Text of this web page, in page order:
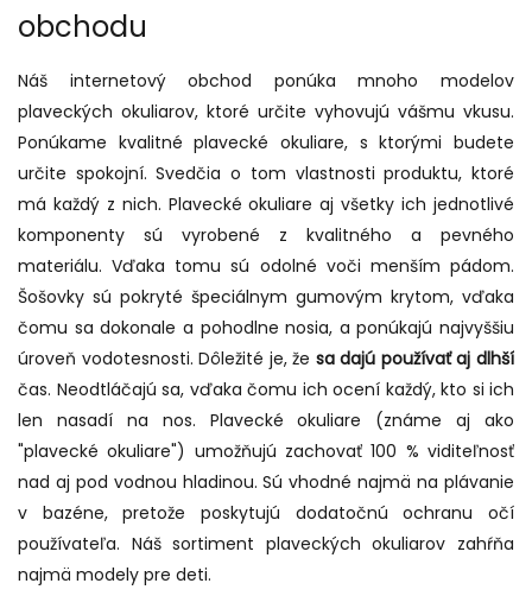
obchodu
Náš internetový obchod ponúka mnoho modelov
plaveckých okuliarov, ktoré určite vyhovujú vášmu vkusu.
Ponúkame kvalitné plavecké okuliare, s ktorými budete
určite spokojní. Svedčia o tom vlastnosti produktu, ktoré
má každý z nich. Plavecké okuliare aj všetky ich jednotlivé
komponenty sú vyrobené z kvalitného a pevného
materiálu. Vďaka tomu sú odolné voči menším pádom.
Šošovky sú pokryté špeciálnym gumovým krytom, vďaka
čomu sa dokonale a pohodlne nosia, a ponúkajú najvyššiu
úroveň vodotesnosti. Dôležité je, že sa dajú používať aj dlhší
čas. Neodtláčajú sa, vďaka čomu ich ocení každý, kto si ich
len nasadí na nos. Plavecké okuliare (známe aj ako
"plavecké okuliare") umožňujú zachovať 100 % viditeľnosť
nad aj pod vodnou hladinou. Sú vhodné najmä na plávanie
v bazéne, pretože poskytujú dodatočnú ochranu očí
používateľa. Náš sortiment plaveckých okuliarov zahŕňa
najmä modely pre deti.